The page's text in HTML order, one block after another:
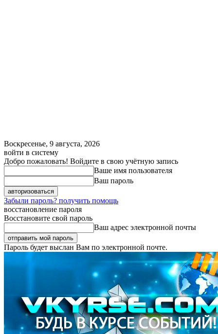
Воскресенье, 9 августа, 2026
войти в систему
Добро пожаловать! Войдите в свою учётную запись
Ваше имя пользователя
Ваш пароль
Забыли пароль? получить помощь
восстановление пароля
Восстановите свой пароль
Ваш адрес электронной почты
Пароль будет выслан Вам по электронной почте.